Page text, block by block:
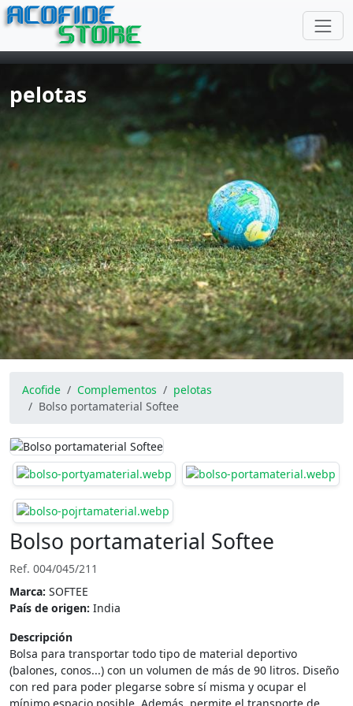
ACOFIDE
STORE
pelotas
Acofide Complementos
pelotas
Bolso portamaterial Softee
Bolso portamaterial Softee
Ref. 004/045/211
Marca: SOFTEE
País de origen: India
Descripción
Bolsa para transportar todo tipo de material deportivo
(balones, conos...) con un volumen de más de 90 litros. Diseño
con red para poder plegarse sobre sí misma y ocupar el